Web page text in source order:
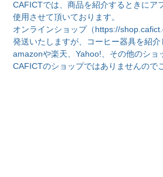
CAFICTでは、商品を紹介するときにア
使用させて頂いております。
オンラインショップ（https://
発送いたしますが、コーヒー器具を紹
amazonや楽天、Yahoo!、その他のショ
CAFICTのショップではありませんので